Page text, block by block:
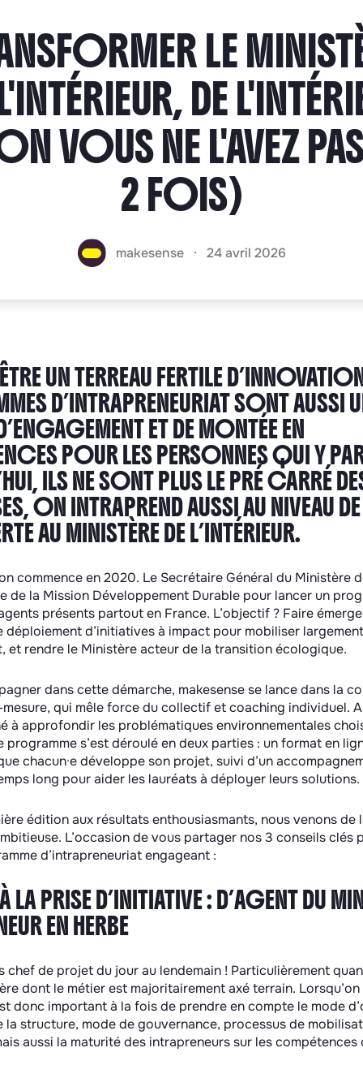
LE
DE
VOUS NE L'AVEZ
2 FOIS)
makesense 24 avril 2026
UN TERREAU FERTILE
D’INTRAPRENEURIAT SONT AUSSI
ET DE MONTÉE EN
POUR LES PERSONNES QUI Y
ILS NE SONT PLUS LE PRÉ CARRÉ
ON INTRAPREND AUSSI AU NIVEAU DE
AU MINISTÈRE DE L’INTÉRIEUR.
commence en 2020. Le Secrétaire Général du Ministère
de la Mission Développement Durable pour lancer un
présents partout en France. L’objectif ? Faire
déploiement d’initiatives à impact pour mobiliser
et rendre le Ministère acteur de la transition écologique.
dans cette démarche, makesense se lance dans la
qui mêle force du collectif et coaching individuel.
à approfondir les problématiques environnementales
programme s’est déroulé en deux parties : un format en
chacun·e développe son projet, suivi d’un
long pour aider les lauréats à déployer leurs solutions.
édition aux résultats enthousiasmants, nous venons de
L’occasion de vous partager nos 3 conseils clés
d’intrapreneuriat engageant :
LA PRISE D’INITIATIVE : D’AGENT DU
EN HERBE
chef de projet du jour au lendemain ! Particulièrement
dont le métier est majoritairement axé terrain. Lorsqu’on
donc important à la fois de prendre en compte le mode
la structure, mode de gouvernance, processus de
aussi la maturité des intrapreneurs sur les compétences